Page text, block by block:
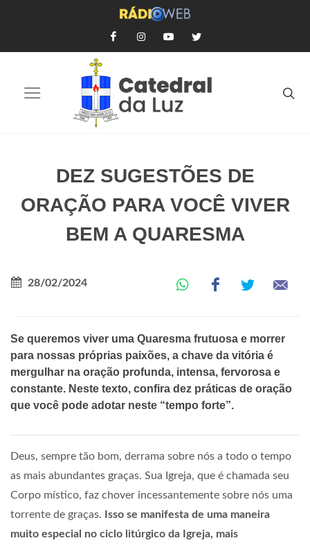
DEZ SUGESTÕES DE
ORAÇÃO PARA VOCÊ VIVER
BEM A QUARESMA
28/02/2024
Se queremos viver uma Quaresma frutuosa e morrer
para nossas próprias paixões, a chave da vitória é
mergulhar na oração profunda, intensa, fervorosa e
constante. Neste texto, confira dez práticas de oração
que você pode adotar neste “tempo forte”.
Deus, sempre tão bom, derrama sobre nós a todo o tempo
as mais abundantes graças. Sua Igreja, que é chamada seu
Corpo místico, faz chover incessantemente sobre nós uma
torrente de graças.
Isso se manifesta de uma maneira
muito especial no ciclo litúrgico da Igreja, mais